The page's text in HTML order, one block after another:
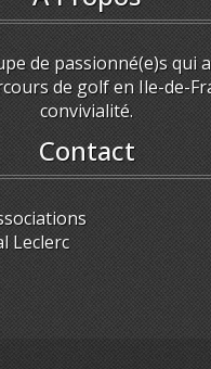
de passionné(e)s qui
de golf en Ile-de-
convivialité.
Contact
Leclerc